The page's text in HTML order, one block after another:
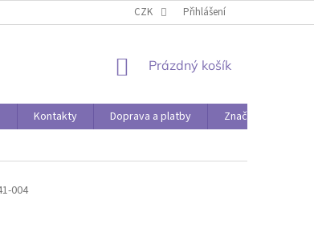
DOPRAVA A PLATBY
CZK Přihlášení
NÁKUPNÍ
Prázdný košík
Kontakty Doprava a platby
Značky
004